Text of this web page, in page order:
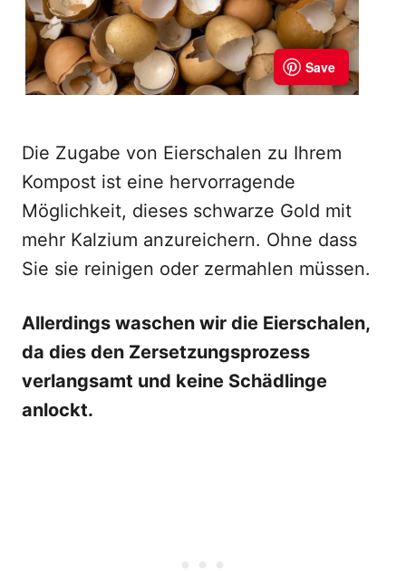
Die Zugabe von Eierschalen zu Ihrem
Kompost ist eine hervorragende
Möglichkeit, dieses schwarze Gold mit
mehr Kalzium anzureichern. Ohne dass
Sie sie reinigen oder zermahlen müssen.
Allerdings waschen wir die Eierschalen,
da dies den Zersetzungsprozess
verlangsamt und keine Schädlinge
anlockt.